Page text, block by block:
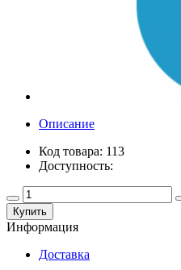
Описание
Код товара: 113
Доступность:
Купить
Информация
Доставка